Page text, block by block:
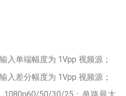
入单端幅度为 1Vpp 视频源；
入差分幅度为 1Vpp 视频源；